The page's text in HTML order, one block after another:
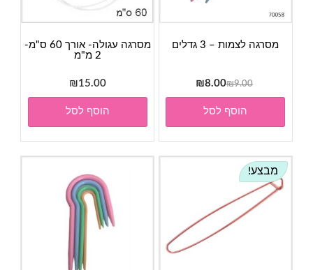
מסרגה לצמות – 3 גדלים
₪9.00
המחיר
המקורי
היה:
₪9.00.
₪8.00
הנוכחי
₪8.00.
הוסף לסל
מסרגה עגולה- אורך 60 ס"מ-
2 מ"מ
₪15.00
הוסף לסל
מבצע!